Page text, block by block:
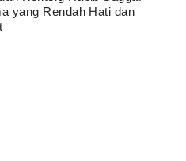
yang Rendah Hati dan